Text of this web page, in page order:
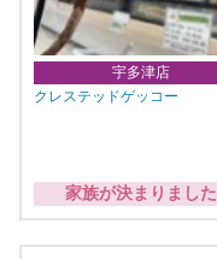
宇多津店
クレステッドゲッコー
家族が決まりました